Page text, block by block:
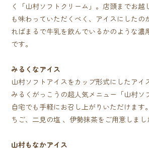
く「山村ソフトクリーム」。店頭までお越
も味わっていただくべく、アイスにしたの
ればまるで牛乳を飲んでいるかのような濃
です。
みるくなアイス
山村ソフトアイスをカップ形式にしたアイ
みるくがっこうの超人気メニュー「山村ソ
自宅でも手軽にお召し上がりいただけます
ちご、二見の塩 、伊勢抹茶をご用意しまし
山村もなかアイス